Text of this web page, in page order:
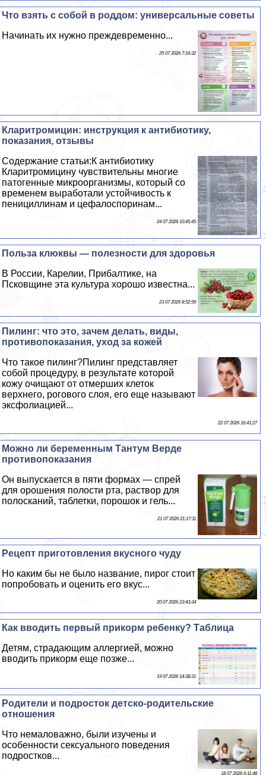
Что взять с собой в роддом: универсальные советы
Начинать их нужно преждевременно...
25 07 2026 7:16:32
Кларитромицин: инструкция к антибиотику,
показания, отзывы
Содержание статьи:К антибиотику
Кларитромицину чувствительны многие
патогенные микроорганизмы, который со
временем выработали устойчивость к
пенициллинам и цефалоспоринам...
24 07 2026 10:45:45
Польза клюквы — полезности для здоровья
В России, Карелии, Прибалтике, на
Псковщине эта культура хорошо известна...
23 07 2026 8:52:59
Пилинг: что это, зачем делать, виды,
противопоказания, уход за кожей
Что такое пилинг?Пилинг представляет
собой процедуру, в результате которой
кожу очищают от отмерших клеток
верхнего, рогового слоя, его еще называют
эксфолиацией...
22 07 2026 16:41:27
Можно ли беременным Тантум Верде
противопоказания
Он выпускается в пяти формах — спрей
для орошения полости рта, раствор для
полосканий, таблетки, порошок и гель...
21 07 2026 21:17:11
Рецепт приготовления вкусного чуду
Но каким бы не было название, пирог стоит
попробовать и оценить его вкус...
20 07 2026 23:43:34
Как вводить первый прикорм ребенку? Таблица
Детям, страдающим аллергией, можно
вводить прикорм еще позже...
19 07 2026 14:38:31
Родители и подросток детско-родительские
отношения
Что немаловажно, были изучены и
особенности ceкcуального поведения
подростков...
18 07 2026 6:11:48